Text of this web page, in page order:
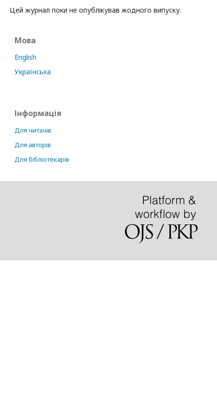
Цей журнал поки не опублікував жодного випуску.
Мова
English
Українська
Інформація
Для читачів
Для авторів
Для бібліотекарів